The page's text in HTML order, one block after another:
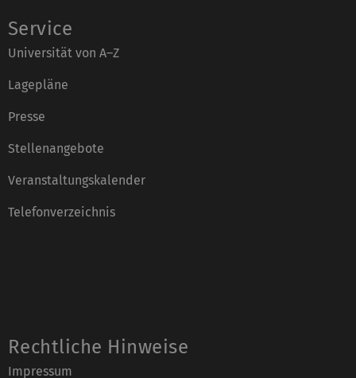
Service
Universität von A–Z
Lagepläne
Presse
Stellenangebote
Veranstaltungskalender
Telefonverzeichnis
Rechtliche Hinweise
Impressum